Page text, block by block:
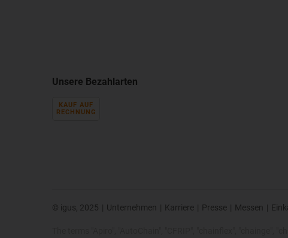
Unsere Bezahlarten
KAUF AUF
RECHNUNG
© igus, 2025 | Unternehmen | Karriere | Presse | Messen |